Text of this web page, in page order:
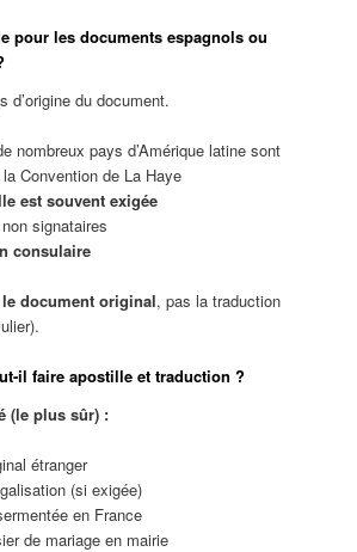
pour les documents espagnols ou
d’origine du document.
nombreux pays d’Amérique latine sont
Convention de La Haye
est souvent exigée
signataires
consulaire
le document original, pas la traduction
il faire apostille et traduction ?
(le plus sûr) :
étranger
(si exigée)
en France
de mariage en mairie